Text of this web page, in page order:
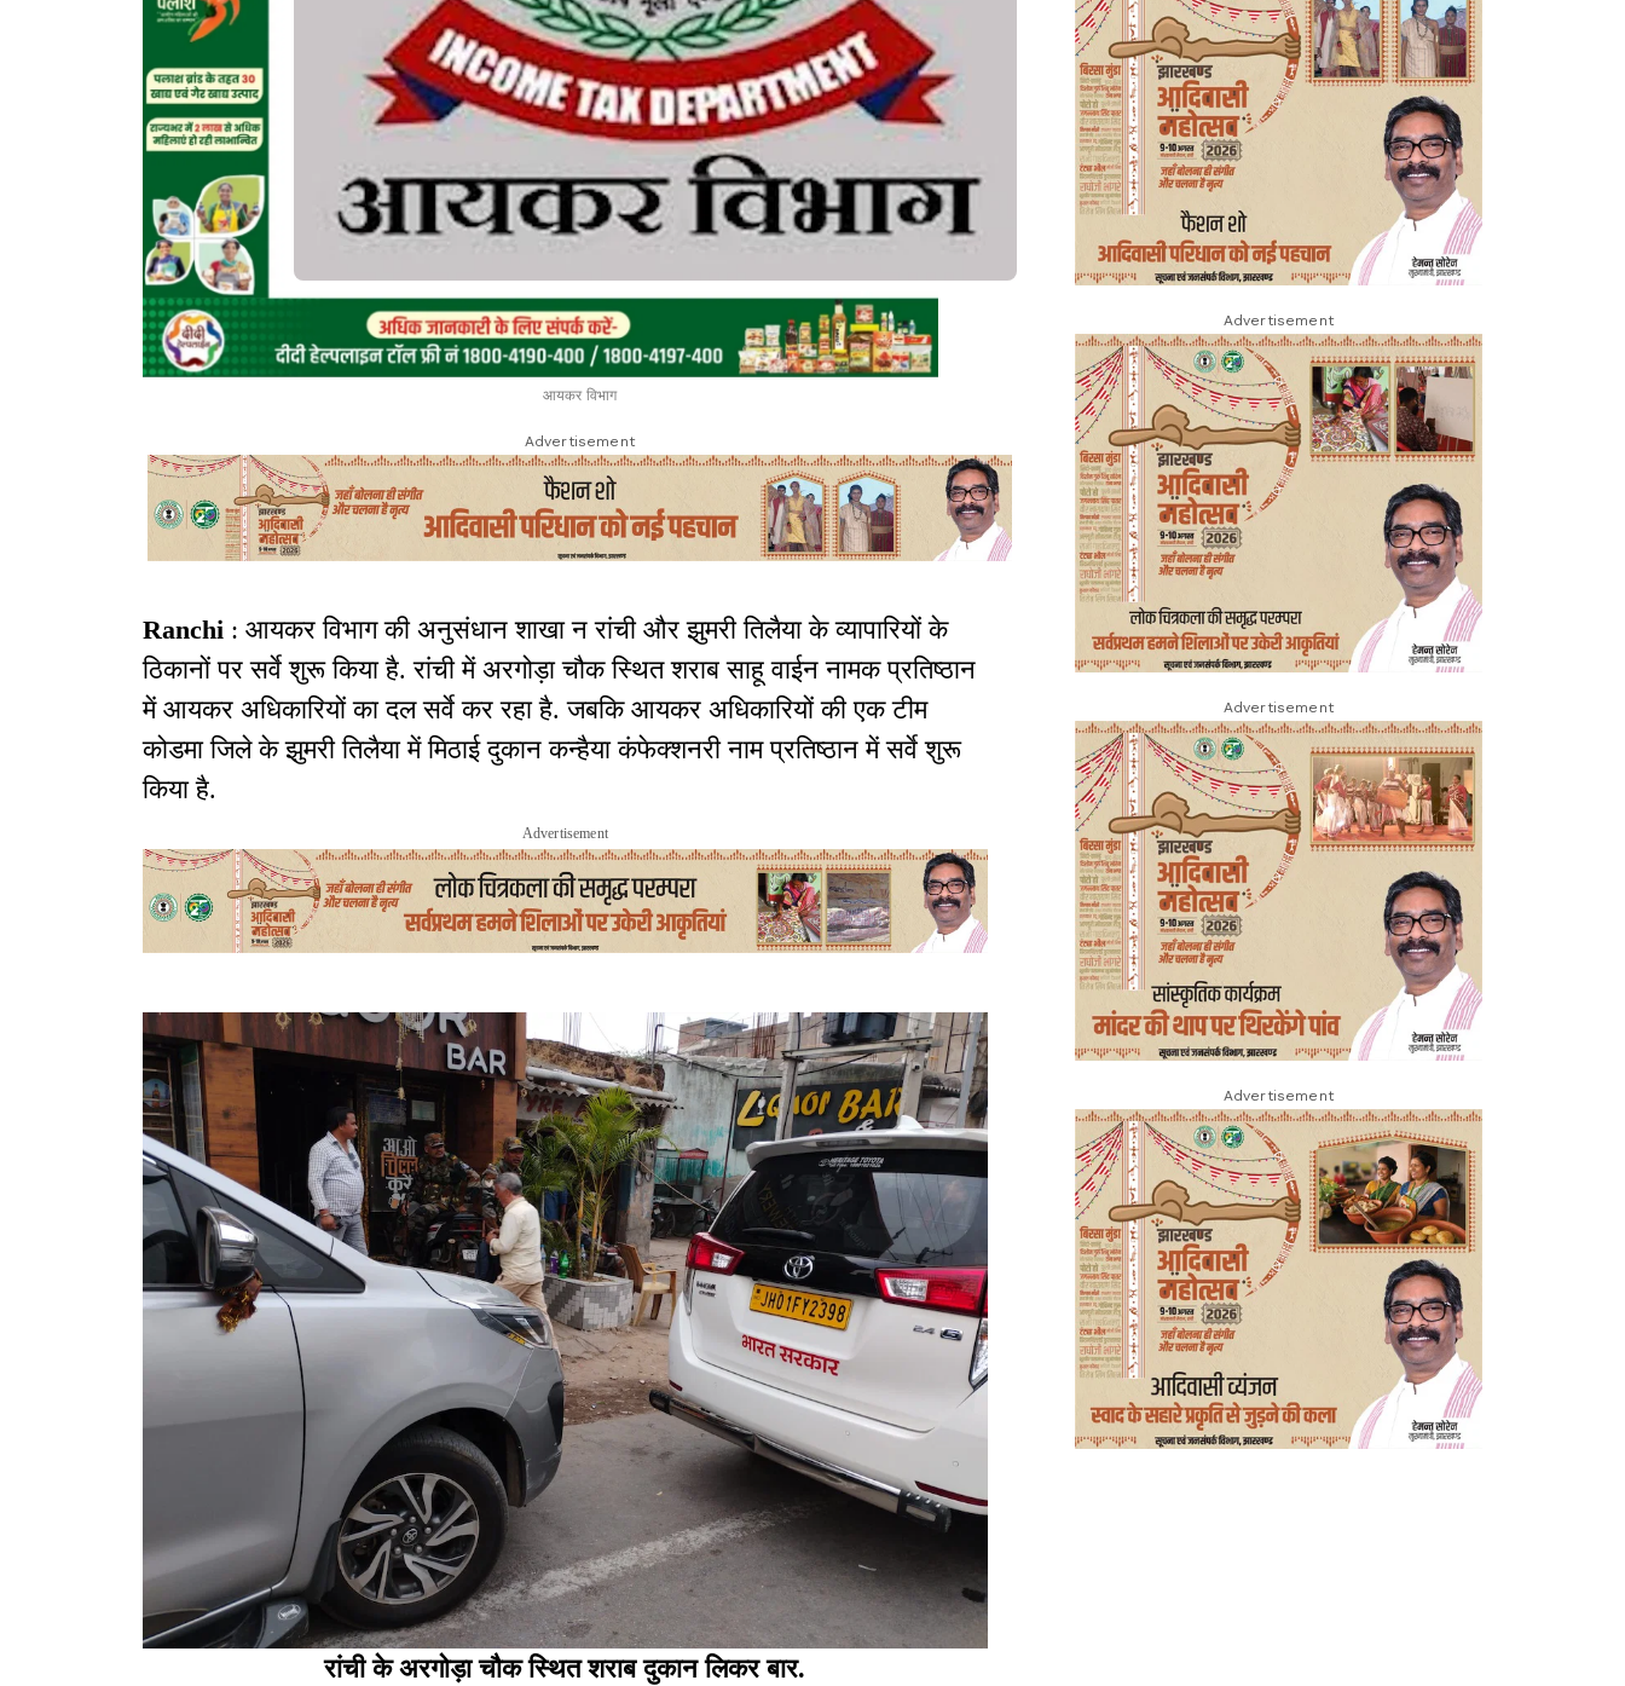
आयकर विभाग
Advertisement
Ranchi : आयकर विभाग की अनुसंधान शाखा न रांची और झुमरी तिलैया के व्यापारियों के
ठिकानों पर सर्वे शुरू किया है. रांची में अरगोड़ा चौक स्थित शराब साहू वाईन नामक प्रतिष्ठान
में आयकर अधिकारियों का दल सर्वे कर रहा है. जबकि आयकर अधिकारियों की एक टीम
कोडमा जिले के झुमरी तिलैया में मिठाई दुकान कन्हैया कंफेक्शनरी नाम प्रतिष्ठान में सर्वे शुरू
किया है.
Advertisement
रांची के अरगोड़ा चौक स्थित शराब दुकान लिकर बार.
Advertisement
Advertisement
Advertisement